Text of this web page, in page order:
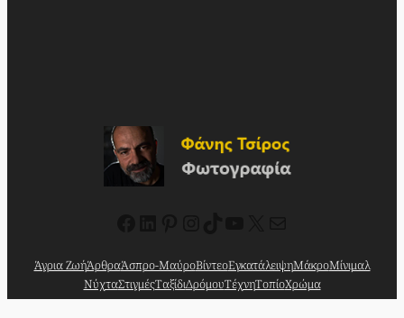
Άγρια ΖωήΆρθραΆσπρο-ΜαύροΒίντεοΕγκατάλειψηΜάκροΜίνιμαλ
ΝύχταΣτιγμέςΤαξίδιΔρόμουΤέχνηΤοπίοΧρώμα